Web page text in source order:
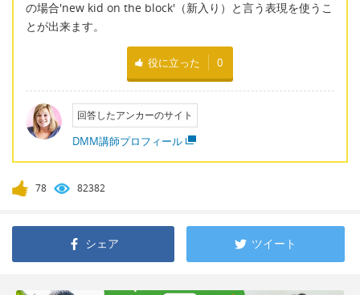
の場合'new kid on the block'（新入り）と言う表現を使うこ
とが出来ます。
役に立った 0
回答したアンカーのサイト
DMM講師プロフィール
78 82382
シェア ツイート